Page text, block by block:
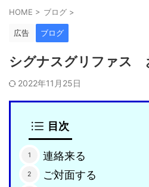
HOME > ブログ >
広告 ブログ
シグナスグリファス
2022年11月25日
目次
連絡来る
ご対面する